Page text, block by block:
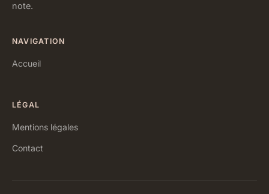
note.
NAVIGATION
Accueil
LÉGAL
Mentions légales
Contact